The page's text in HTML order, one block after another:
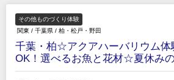
その他ものづくり体験
関東 / 千葉県 / 柏・松戸・野田
千葉・柏☆アクアハーバリウム
OK！選べるお魚と花材☆夏休み